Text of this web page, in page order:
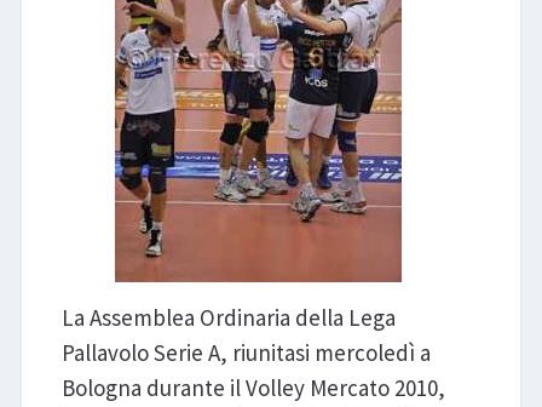
La Assemblea Ordinaria della Lega
Pallavolo Serie A, riunitasi mercoledì a
Bologna durante il Volley Mercato 2010,